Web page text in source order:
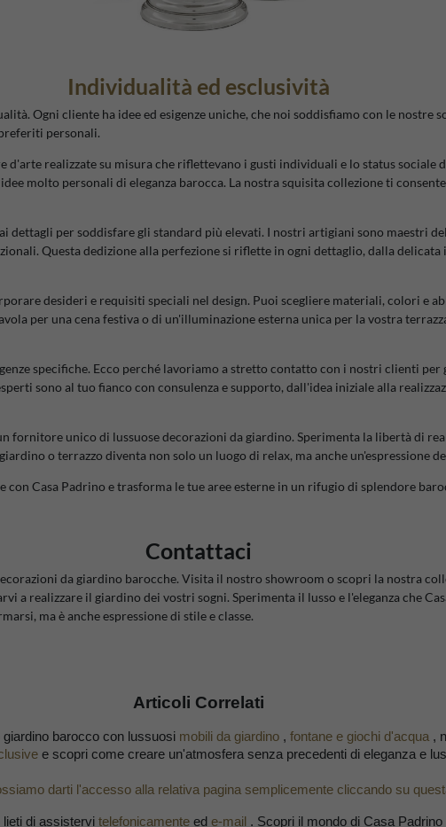
Individualità ed esclusività
Ogni cliente ha idee ed esigenze uniche, che noi soddisfiamo con le nostre
personali.
d'arte realizzate su misura che riflettevano i gusti individuali e lo status
molto personali di eleganza barocca. La nostra squisita collezione ti
dettagli per soddisfare gli standard più elevati. I nostri artigiani sono maestri
Questa dedizione alla perfezione si riflette in ogni dettaglio, dalla
desideri e requisiti speciali nel design. Puoi scegliere materiali, colori e
per una cena festiva o di un'illuminazione esterna unica per la vostra
specifiche. Ecco perché lavoriamo a stretto contatto con i nostri clienti
sono al tuo fianco con consulenza e supporto, dall'idea iniziale alla
fornitore unico di lussuose decorazioni da giardino. Sperimenta la libertà di
o terrazzo diventa non solo un luogo di relax, ma anche un'espressione
Casa Padrino e trasforma le tue aree esterne in un rifugio di splendore
Contattaci
da giardino barocche. Visita il nostro showroom o scopri la nostra
a realizzare il giardino dei vostri sogni. Sperimenta il lusso e l'eleganza che
ma è anche espressione di stile e classe.
Articoli Correlati
giardino barocco con lussuosi mobili da giardino , fontane e giochi d'acqua ,
e scopri come creare un'atmosfera senza precedenti di eleganza e
darti l'accesso alla relativa pagina semplicemente cliccando su
di assistervi telefonicamente ed e-mail . Scopri il mondo di Casa